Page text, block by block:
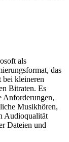
als
das
bei kleineren
Bitraten. Es
Anforderungen,
Musikhören,
Audioqualität
Dateien und